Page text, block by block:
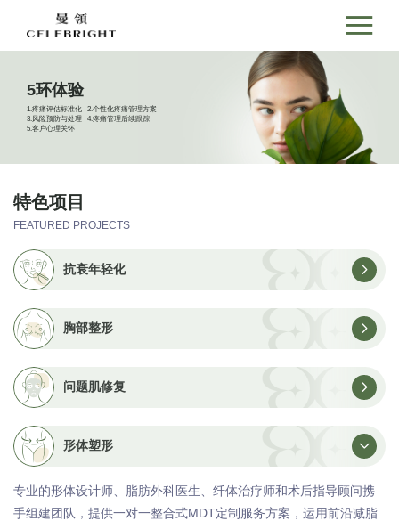
5环体验
1.疼痛评估标准化 2.个性化疼痛管理方案
3.风险预防与处理 4.疼痛管理后续跟踪
5.客户心理关怀
特色项目
FEATURED PROJECTS
抗衰年轻化
胸部整形
问题肌修复
形体塑形
专业的形体设计师、脂肪外科医生、纤体治疗师和术后指导顾问携
手组建团队，提供一对一整合式MDT定制服务方案，运用前沿减脂